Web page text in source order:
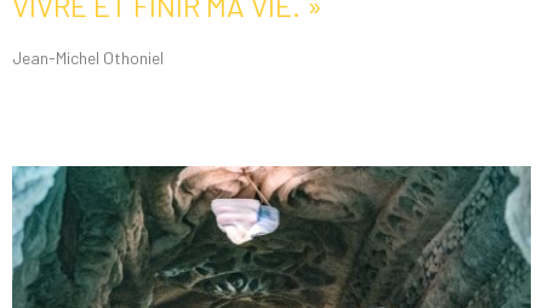
Jean-Michel Othoniel